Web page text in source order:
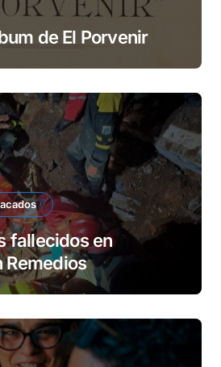
de El Porvenir
fallecidos en
Remedios